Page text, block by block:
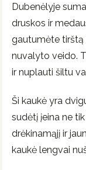
Dubenėlyje
druskos ir
gautumėte tirštą
nuvalyto veido.
ir nuplauti šiltu
Ši kaukė yra
sudėtį įeina ne
drėkinamąjį ir
kaukė lengvai